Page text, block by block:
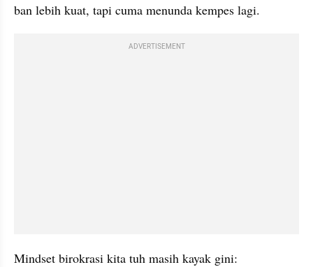
ban lebih kuat, tapi cuma menunda kempes lagi.
ADVERTISEMENT
Mindset birokrasi kita tuh masih kayak gini: